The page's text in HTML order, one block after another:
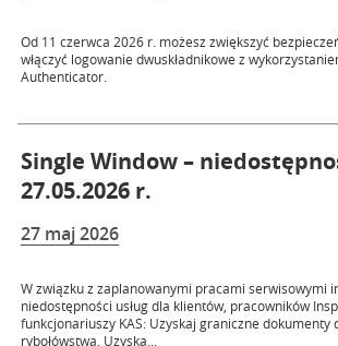
Od 11 czerwca 2026 r. możesz zwiększyć
włączyć logowanie dwuskładnikowe z
Authenticator.
Single Window –
27.05.2026 r.
27 maj 2026
W związku z zaplanowanymi pracami serwisowymi
niedostępności usług dla klientów, pracowników
funkcjonariuszy KAS: Uzyskaj graniczne dokumenty
rybołówstwa, Uzyska...